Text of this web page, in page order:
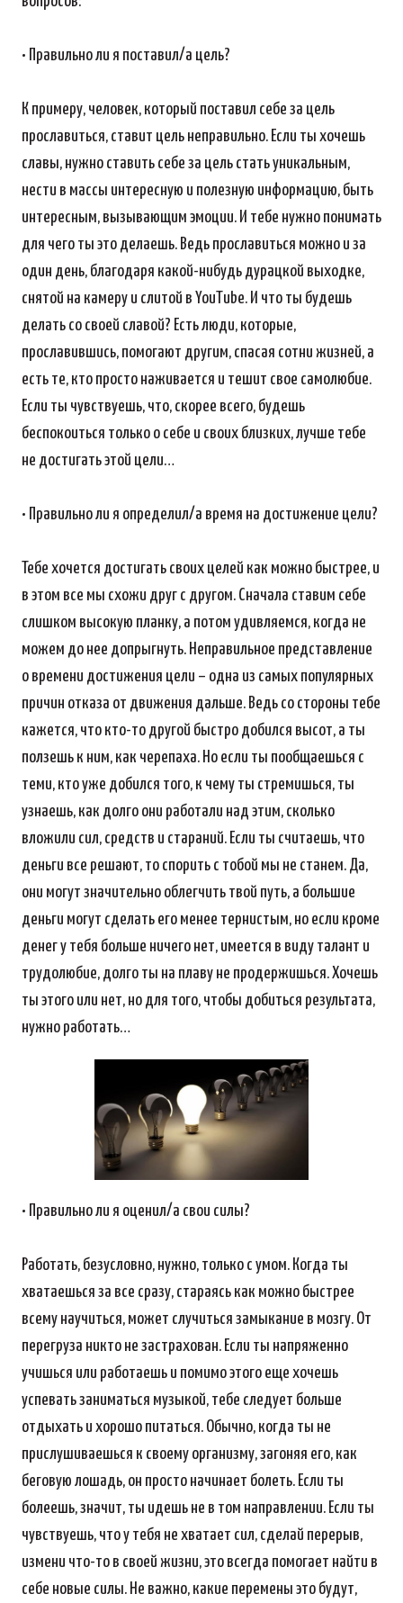
• Правильно ли я поставил/а цель?
К примеру, человек, который поставил себе за цель
прославиться, ставит цель неправильно. Если ты хочешь
славы, нужно ставить себе за цель стать уникальным,
нести в массы интересную и полезную информацию, быть
интересным, вызывающим эмоции. И тебе нужно понимать
для чего ты это делаешь. Ведь прославиться можно и за
один день, благодаря какой-нибудь дурацкой выходке,
снятой на камеру и слитой в YouTube. И что ты будешь
делать со своей славой? Есть люди, которые,
прославившись, помогают другим, спасая сотни жизней, а
есть те, кто просто наживается и тешит свое самолюбие.
Если ты чувствуешь, что, скорее всего, будешь
беспокоиться только о себе и своих близких, лучше тебе
не достигать этой цели…
• Правильно ли я определил/а время на достижение цели?
Тебе хочется достигать своих целей как можно быстрее, и
в этом все мы схожи друг с другом. Сначала ставим себе
слишком высокую планку, а потом удивляемся, когда не
можем до нее допрыгнуть. Неправильное представление
о времени достижения цели – одна из самых популярных
причин отказа от движения дальше. Ведь со стороны тебе
кажется, что кто-то другой быстро добился высот, а ты
ползешь к ним, как черепаха. Но если ты пообщаешься с
теми, кто уже добился того, к чему ты стремишься, ты
узнаешь, как долго они работали над этим, сколько
вложили сил, средств и стараний. Если ты считаешь, что
деньги все решают, то спорить с тобой мы не станем. Да,
они могут значительно облегчить твой путь, а большие
деньги могут сделать его менее тернистым, но если кроме
денег у тебя больше ничего нет, имеется в виду талант и
трудолюбие, долго ты на плаву не продержишься. Хочешь
ты этого или нет, но для того, чтобы добиться результата,
нужно работать…
• Правильно ли я оценил/а свои силы?
Работать, безусловно, нужно, только с умом. Когда ты
хватаешься за все сразу, стараясь как можно быстрее
всему научиться, может случиться замыкание в мозгу. От
перегруза никто не застрахован. Если ты напряженно
учишься или работаешь и помимо этого еще хочешь
успевать заниматься музыкой, тебе следует больше
отдыхать и хорошо питаться. Обычно, когда ты не
прислушиваешься к своему организму, загоняя его, как
беговую лошадь, он просто начинает болеть. Если ты
болеешь, значит, ты идешь не в том направлении. Если ты
чувствуешь, что у тебя не хватает сил, сделай перерыв,
измени что-то в своей жизни, это всегда помогает найти в
себе новые силы. Не важно, какие перемены это будут,